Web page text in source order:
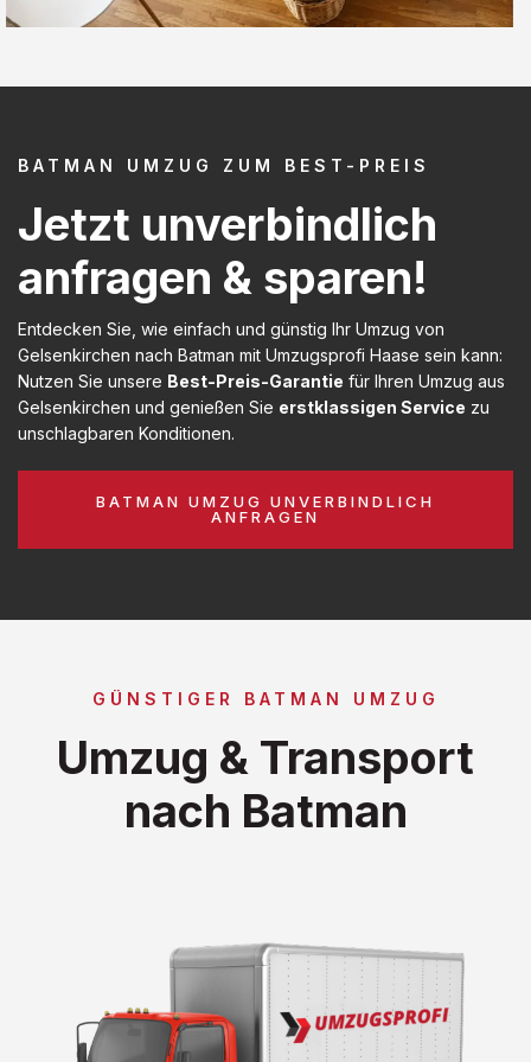
BATMAN UMZUG ZUM BEST-PREIS
Jetzt unverbindlich
anfragen & sparen!
Entdecken Sie, wie einfach und günstig Ihr Umzug von
Gelsenkirchen nach Batman mit Umzugsprofi Haase sein kann:
Nutzen Sie unsere Best-Preis-Garantie für Ihren Umzug aus
Gelsenkirchen und genießen Sie erstklassigen Service zu
unschlagbaren Konditionen.
BATMAN UMZUG UNVERBINDLICH
ANFRAGEN
GÜNSTIGER BATMAN UMZUG
Umzug & Transport
nach Batman